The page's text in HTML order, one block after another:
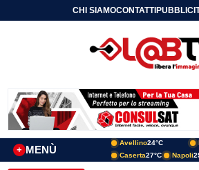
CHI SIAMOCONTATTI
MENÙ
+
Avellino24°C
Caserta27°C Napoli